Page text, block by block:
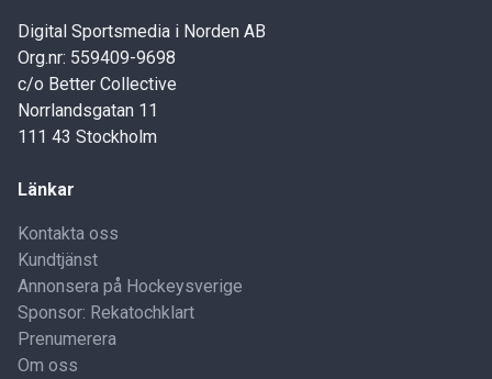
Digital Sportsmedia i Norden AB
Org.nr: 559409-9698
c/o Better Collective
Norrlandsgatan 11
111 43 Stockholm
Länkar
Kontakta oss
Kundtjänst
Annonsera på Hockeysverige
Sponsor: Rekatochklart
Prenumerera
Om oss